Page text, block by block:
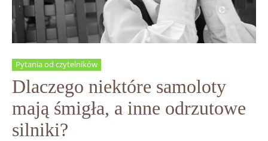
Pytania od czytelników
Dlaczego niektóre samoloty
mają śmigła, a inne odrzutowe
silniki?